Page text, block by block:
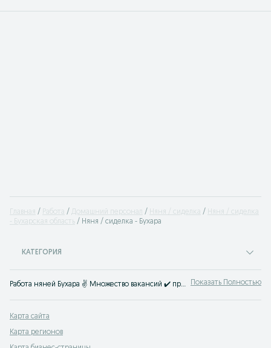
Главная Работа Домашний персонал Няня / сиделка
Няня / сиделка
- Бухарская область
Няня / сиделка - Бухара
КАТЕГОРИЯ
Работа няней Бухара ✌ Множество вакансий ✔️ приходящей няни ✔️ няни с проживанием ✔️ в детский сад ⭐ Все предложения агентств и частных лиц ⮞⮞ OLX.uz Показать Полностью
Карта сайта
Карта регионов